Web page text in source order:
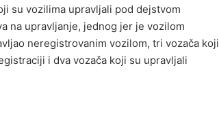
su vozilima upravljali pod dejstvom
na upravljanje, jednog jer je vozilom
neregistrovanim vozilom, tri vozača koji
i dva vozača koji su upravljali